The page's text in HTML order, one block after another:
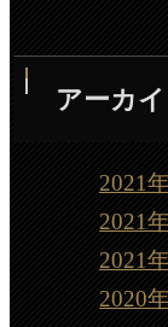
アーカ
2021
2021
2021
2020